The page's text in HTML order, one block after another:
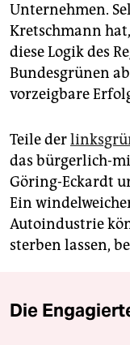
Unternehmen.
Kretschmann
diese Logik des
Bundesgrünen
vorzeigbare
Teile der
das bürgerlich-
Göring-Eckardt
Ein
Autoindustrie
sterben lassen,
Die